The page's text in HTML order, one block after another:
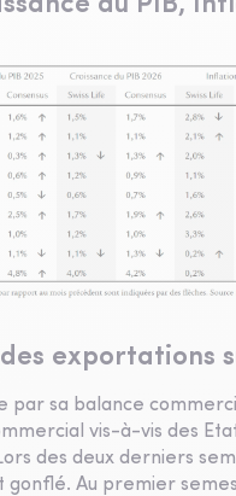
exportations
par sa balance
vis-à-vis des
des deux derniers
gonflé. Au premier